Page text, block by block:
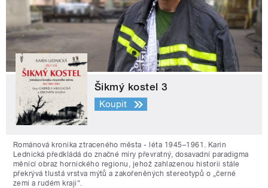
Šikmý kostel 3
Koupit
Románová kronika ztraceného města - léta 1945–1961. Karin
Lednická předkládá do značné míry převratný, dosavadní paradigma
měnící obraz hornického regionu, jehož zahlazenou historii stále
překrývá tlustá vrstva mýtů a zakořeněných stereotypů o „černé
zemi a rudém kraji“.